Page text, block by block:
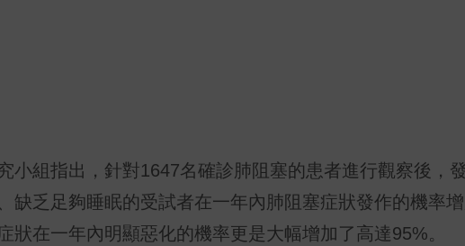
小組指出，針對1647名確診肺阻塞的患者進行觀察後，
缺乏足夠睡眠的受試者在一年內肺阻塞症狀發作的機率
狀在一年內明顯惡化的機率更是大幅增加了高達95%。